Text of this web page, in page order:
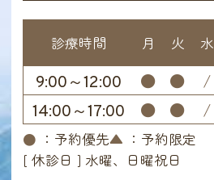
● ：予約優先▲ ：予約限定
[ 休診日 ] 水曜、日曜祝日
診療時間 月 火 水
9:00～12:00 ● ● /
14:00～17:00
● ● /